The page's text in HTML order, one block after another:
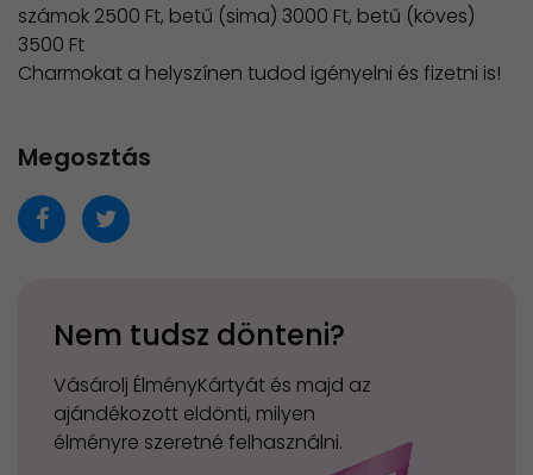
számok 2500 Ft, betű (sima) 3000 Ft, betű (köves)
3500 Ft
​Charmokat a helyszínen tudod igényelni és fizetni is!
Megosztás
Nem tudsz dönteni?
Vásárolj ÉlményKártyát és majd az
ajándékozott eldönti, milyen
élményre szeretné felhasználni.